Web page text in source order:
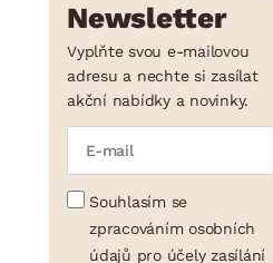
Newsletter
Vyplňte svou e-mailovou
adresu a nechte si zasílat
akční nabídky a novinky.
Souhlasím se
zpracováním osobních
údajů pro účely zasílání